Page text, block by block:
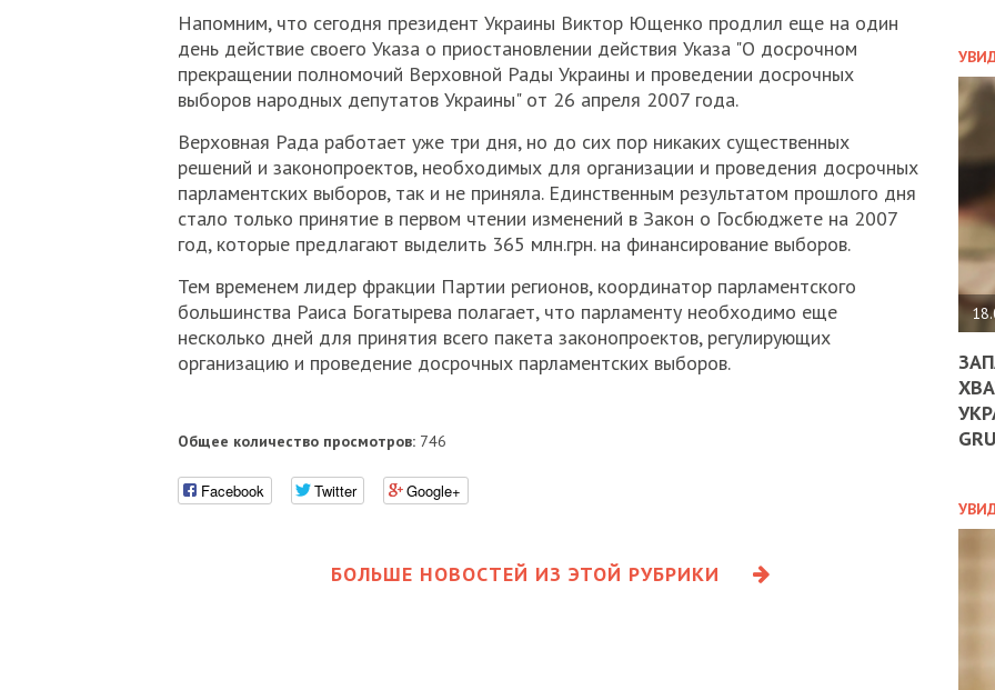
Напомним, что сегодня президент Украины Виктор Ющенко продлил еще на один
день действие своего Указа о приостановлении действия Указа "О досрочном
прекращении полномочий Верховной Рады Украины и проведении досрочных
выборов народных депутатов Украины" от 26 апреля 2007 года.
Верховная Рада работает уже три дня, но до сих пор никаких существенных
решений и законопроектов, необходимых для организации и проведения досрочных
парламентских выборов, так и не приняла. Единственным результатом прошлого дня
стало только принятие в первом чтении изменений в Закон о Госбюджете на 2007
год, которые предлагают выделить 365 млн.грн. на финансирование выборов.
Тем временем лидер фракции Партии регионов, координатор парламентского
большинства Раиса Богатырева полагает, что парламенту необходимо еще
несколько дней для принятия всего пакета законопроектов, регулирующих
организацию и проведение досрочных парламентских выборов.
Общее количество просмотров:746
Facebook Twitter Google+
БОЛЬШЕ НОВОСТЕЙ ИЗ ЭТОЙ РУБРИКИ
ДО
ЄС
-